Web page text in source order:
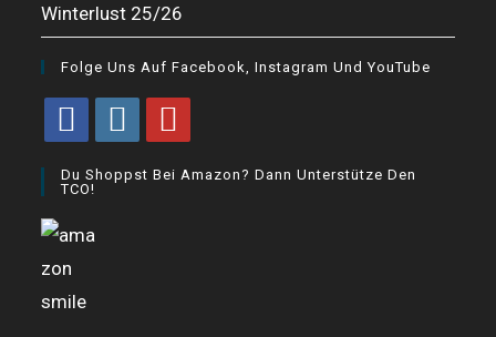
Winterlust 25/26
Folge Uns Auf Facebook, Instagram Und YouTube
new
tab
in
new
in
Du Shoppst Bei Amazon? Dann Unterstütze Den
TCO!